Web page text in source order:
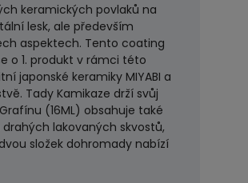
keramických povlaků na
lesk, ale především
aspektech. Tento coating
o 1. produkt v rámci této
japonské keramiky MIYABI a
Tady Kamikaze drží svůj
(16ML) obsahuje také
lakovaných skvostů,
složek dohromady nabízí